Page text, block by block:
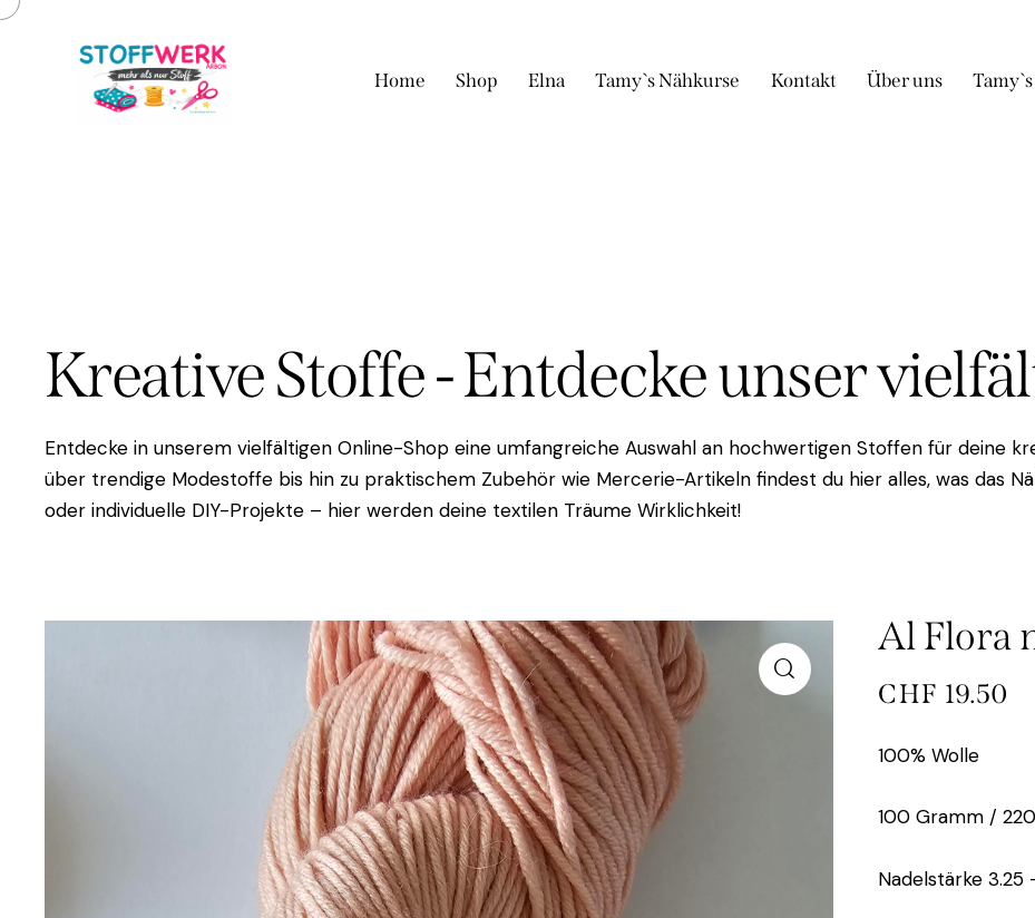
Home Shop Elna Tamy`s Nähkurse Kontakt Über uns
Kreative Stoffe - Entdecke unser
Entdecke in unserem vielfältigen Online-Shop eine umfangreiche Auswahl an hochwertigen Stoffen für deine
über trendige Modestoffe bis hin zu praktischem Zubehör wie Mercerie-Artikeln findest du hier alles, was das
oder individuelle DIY-Projekte – hier werden deine textilen Träume Wirklichkeit!
Al Flora
CHF 19.50
100% Wolle
100 Gramm /
Nadelstärke 3.25